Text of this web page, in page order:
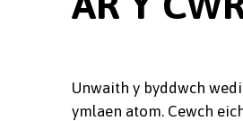
Unwaith y byddwch
ymlaen atom. Cewch